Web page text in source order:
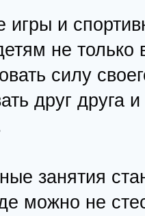
и
не только
силу
друг друга
занятия
можно не